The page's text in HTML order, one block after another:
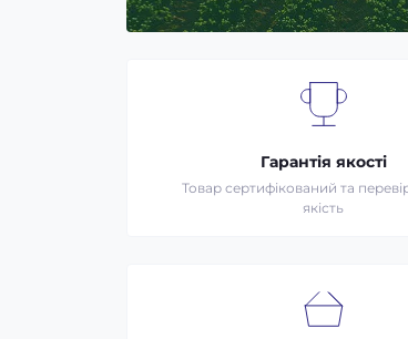
Гарантія якості
Товар сертифікований та
якість